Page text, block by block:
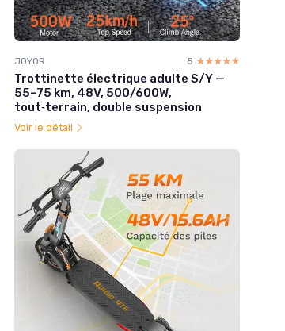
JOYOR 5 ☆☆☆☆☆
★★★★★
Trottinette électrique adulte S/Y —
55–75 km, 48V, 500/600W,
tout‑terrain, double suspension
Voir le détail